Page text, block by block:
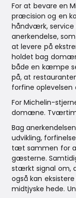
For at bevare en
præcision og en
håndværk, service
anerkendelse,
at levere på
holdet bag
både en kæmpe
på, at
forfine oplevelsen
For Michelin-
domæne.
Bag
udvikling,
tæt sammen for
gæsterne.
stærkt signal om,
også kan
midtjyske hede.